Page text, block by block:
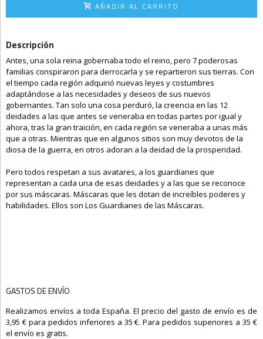
AÑADIR AL CARRITO
Descripción
Antes, una sola reina gobernaba todo el reino, pero 7 poderosas
familias conspiraron para derrocarla y se repartieron sus tierras. Con
el tiempo cada región adquirió nuevas leyes y costumbres
adaptándose a las necesidades y deseos de sus nuevos
gobernantes. Tan solo una cosa perduró, la creencia en las 12
deidades a las que antes se veneraba en todas partes por igual y
ahora, tras la gran traición, en cada región se veneraba a unas más
que a otras. Mientras que en algunos sitios son muy devotos de la
diosa de la guerra, en otros adoran a la deidad de la prosperidad.
Pero todos respetan a sus avatares, a los guardianes que
representan a cada una de esas deidades y a las que se reconoce
por sus máscaras. Máscaras que les dotan de increíbles poderes y
habilidades. Ellos son Los Guardianes de las Máscaras.
GASTOS DE ENVÍO
Realizamos envíos a toda España. El precio del gasto de envío es de
3,95 € para pedidos inferiores a 35 €. Para pedidos superiores a 35 €
el envío es gratis.